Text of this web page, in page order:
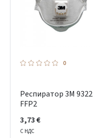
0
Респиратор 3M 9322
FFP2
3,73 €
С НДС